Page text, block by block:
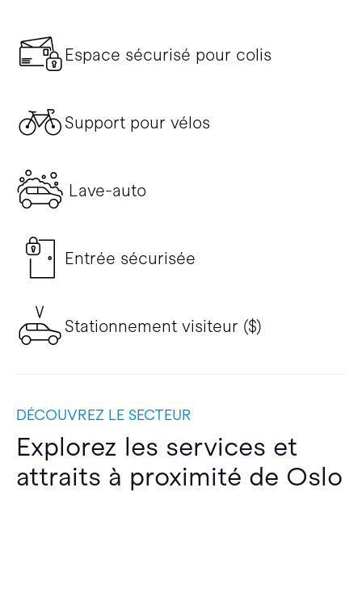
Espace sécurisé pour colis
Support pour vélos
Lave-auto
Entrée sécurisée
Stationnement visiteur ($)
DÉCOUVREZ LE SECTEUR
Explorez les services et
attraits à proximité de Oslo